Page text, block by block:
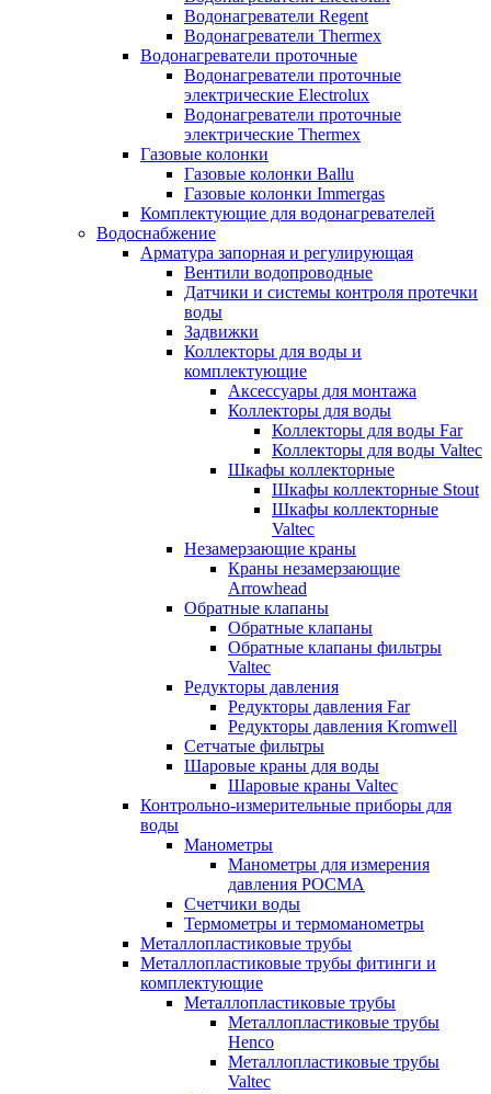
Водонагреватели Regent
Водонагреватели Thermex
Водонагреватели проточные
Водонагреватели проточные
электрические Electrolux
Водонагреватели проточные
электрические Thermex
Газовые колонки
Газовые колонки Ballu
Газовые колонки Immergas
Комплектующие для водонагревателей
Водоснабжение
Арматура запорная и регулирующая
Вентили водопроводные
Датчики и системы контроля протечки
воды
Задвижки
Коллекторы для воды и
комплектующие
Аксессуары для монтажа
Коллекторы для воды
Коллекторы для воды Far
Коллекторы для воды Valtec
Шкафы коллекторные
Шкафы коллекторные Stout
Шкафы коллекторные
Valtec
Незамерзающие краны
Краны незамерзающие
Arrowhead
Обратные клапаны
Обратные клапаны
Обратные клапаны фильтры
Valtec
Редукторы давления
Редукторы давления Far
Редукторы давления Kromwell
Сетчатые фильтры
Шаровые краны для воды
Шаровые краны Valtec
Контрольно-измерительные приборы для
воды
Манометры
Манометры для измерения
давления РОСМА
Счетчики воды
Термометры и термоманометры
Металлопластиковые трубы
Металлопластиковые трубы фитинги и
комплектующие
Металлопластиковые трубы
Металлопластиковые трубы
Henco
Металлопластиковые трубы
Valtec